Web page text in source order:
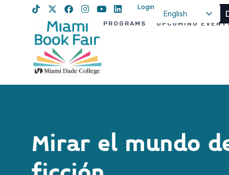
Login
English
PROGRAMS UPCOMING
Mirar el mundo